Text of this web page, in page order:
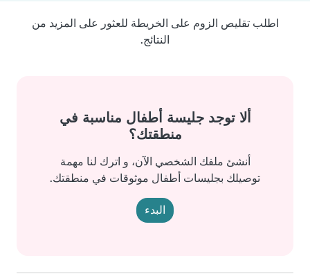
اطلب تقليص الزوم على الخريطة للعثور على المزيد من
النتائج.
ألا توجد جليسة أطفال مناسبة في
منطقتك؟
أنشئ ملفك الشخصي الآن، و اترك لنا مهمة
توصيلك بجليسات أطفال موثوقات في منطقتك.
البدء